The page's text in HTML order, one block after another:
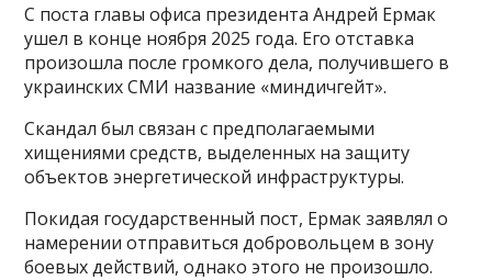
С поста главы офиса президента Андрей Ермак
ушел в конце ноября 2025 года. Его отставка
произошла после громкого дела, получившего в
украинских СМИ название «миндичгейт».
Скандал был связан с предполагаемыми
хищениями средств, выделенных на защиту
объектов энергетической инфраструктуры.
Покидая государственный пост, Ермак заявлял о
намерении отправиться добровольцем в зону
боевых действий, однако этого не произошло.